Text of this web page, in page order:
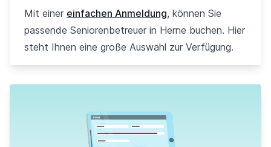
Mit einer einfachen Anmeldung, können Sie
passende Seniorenbetreuer in Herne buchen. Hier
steht Ihnen eine große Auswahl zur Verfügung.